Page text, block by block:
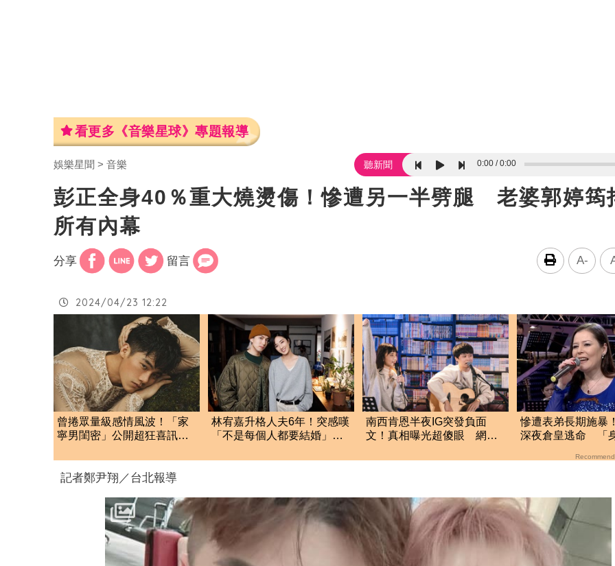
看更多《音樂星球》專題報導
娛樂星聞 音樂 聽新聞 0:00 0:00
彭正全身40％重大燒燙傷！慘遭另一半劈腿 老婆郭婷筠
所有內幕
分享 留言 A-
2024/04/23 12:22
曾捲眾量級感情風波！「家
寧男閨密」公開超狂喜訊
林宥嘉升格人夫6年！突感嘆
「不是每個人都要結婚」揭
南西肯恩半夜IG突發負面
文！真相曝光超傻眼 網
慘遭表弟長期施暴
深夜倉皇逃命 「
記者鄭尹翔／台北報導